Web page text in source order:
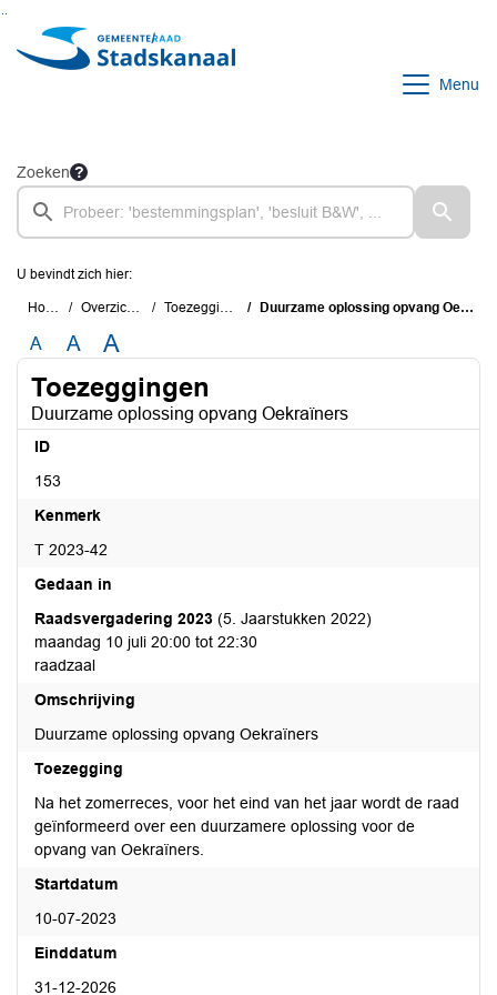
Ga naar de inhoud van deze pagina
Ga naar het zoeken
Ga naar het menu
Menu
Zoeken
U bevindt zich hier:
Home Overzichten Toezeggingen Duurzame oplossing opvang Oekraïners
A A A
Toezeggingen
Duurzame oplossing opvang Oekraïners
ID
153
Kenmerk
T 2023-42
Gedaan in
Raadsvergadering 2023 (5. Jaarstukken 2022)
maandag 10 juli 20:00 tot 22:30
raadzaal
Omschrijving
Duurzame oplossing opvang Oekraïners
Toezegging
Na het zomerreces, voor het eind van het jaar wordt de raad
geïnformeerd over een duurzamere oplossing voor de
opvang van Oekraïners.
Startdatum
10-07-2023
Einddatum
31-12-2026